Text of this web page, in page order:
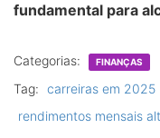
fundamental para
Categorias: FINANÇAS
Tag: carreiras em 2025
rendimentos mensais